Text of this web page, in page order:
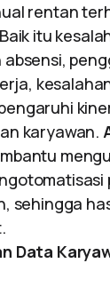
rentan
itu
karyawan.
sehingga
Data